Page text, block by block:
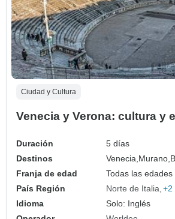
Ciudad y Cultura
Venecia y Verona: cultura y
Duración
5 días
Destinos
Venecia,Murano,
Franja de edad
Todas las
País Región
Norte de Italia +2
Idioma
Solo: Inglés